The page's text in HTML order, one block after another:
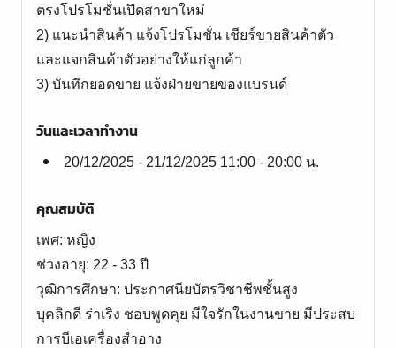
ตรงโปรโมชั่นเปิดสาขาใหม่
2) แนะนำสินค้า แจ้งโปรโมชั่น เชียร์ขายสินค้าตัว
และแจกสินค้าตัวอย่างให้แก่ลูกค้า
3) บันทึกยอดขาย แจ้งฝ่ายขายของแบรนด์
วันและเวลาทำงาน
20/12/2025 - 21/12/2025 11:00 - 20:00 น.
คุณสมบัติ
เพศ: หญิง
ช่วงอายุ: 22 - 33 ปี
วุฒิการศึกษา: ประกาศนียบัตรวิชาชีพชั้นสูง
บุคลิกดี ร่าเริง ชอบพูดคุย มีใจรักในงานขาย มีประสบ
การบีเอเครื่องสำอาง